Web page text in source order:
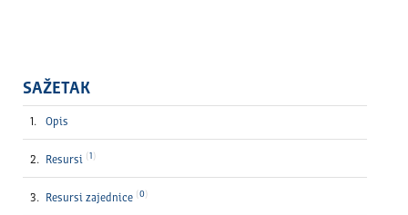
SAŽETAK
Opis
Resursi 1
Resursi zajednice 0